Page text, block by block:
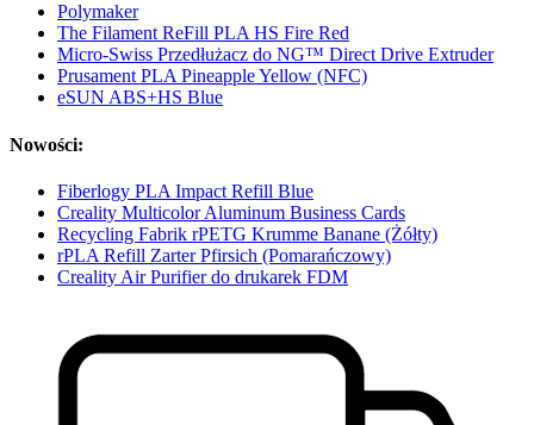
Polymaker
The Filament ReFill PLA HS Fire Red
Micro-Swiss Przedłużacz do NG™ Direct Drive Extruder
Prusament PLA Pineapple Yellow (NFC)
eSUN ABS+HS Blue
Nowości:
Fiberlogy PLA Impact Refill Blue
Creality Multicolor Aluminum Business Cards
Recycling Fabrik rPETG Krumme Banane (Żółty)
rPLA Refill Zarter Pfirsich (Pomarańczowy)
Creality Air Purifier do drukarek FDM